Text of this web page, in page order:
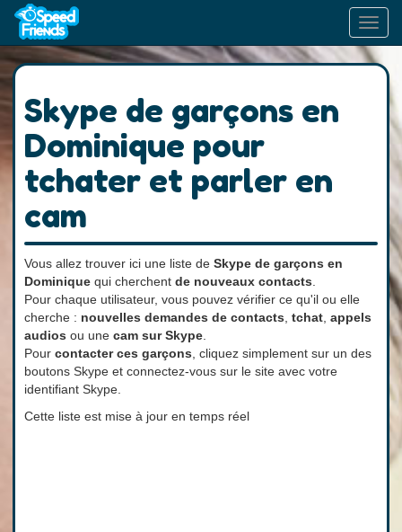
Skype de garçons en
Dominique pour
tchater et parler en
cam
Vous allez trouver ici une liste de Skype de garçons en
Dominique qui cherchent de nouveaux contacts
Pour chaque utilisateur, vous pouvez vérifier ce qu'il ou elle
cherche : nouvelles demandes de contacts tchat appels
audios ou une cam sur Skype
Pour contacter ces garçons , cliquez simplement sur un des
boutons Skype et connectez-vous sur le site avec votre
identifiant Skype.
Cette liste est mise à jour en temps réel